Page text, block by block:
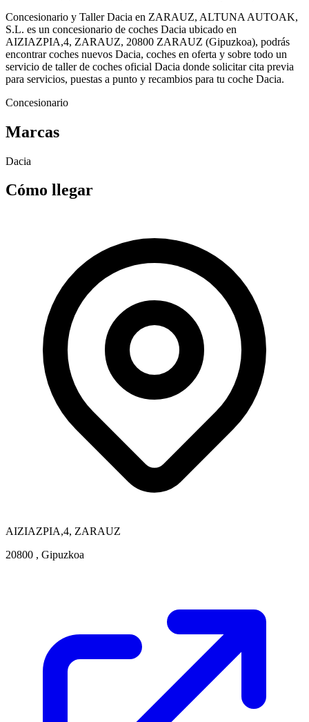
Concesionario y Taller Dacia en ZARAUZ, ALTUNA AUTOAK,
S.L. es un concesionario de coches Dacia ubicado en
AIZIAZPIA,4, ZARAUZ, 20800 ZARAUZ (Gipuzkoa), podrás
encontrar coches nuevos Dacia, coches en oferta y sobre todo un
servicio de taller de coches oficial Dacia donde solicitar cita previa
para servicios, puestas a punto y recambios para tu coche Dacia.
Concesionario
Marcas
Dacia
Cómo llegar
AIZIAZPIA,4, ZARAUZ
20800 , Gipuzkoa